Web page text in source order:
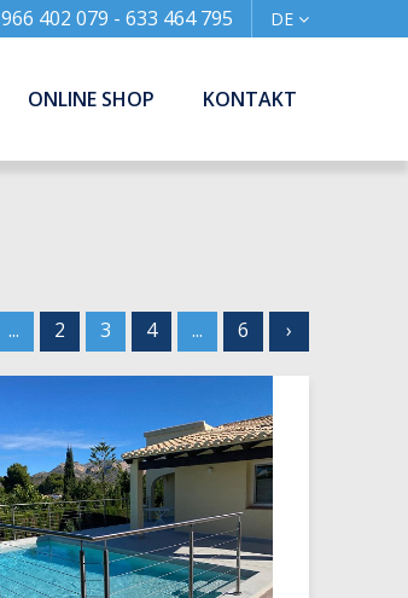
DE
966 402 079 - 633 464 795
ONLINE SHOP KONTAKT
... 2 3 4 ... 6 ›